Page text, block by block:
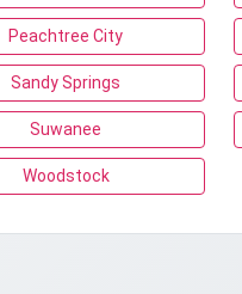
Peachtree City
Sandy Springs
Suwanee
Woodstock